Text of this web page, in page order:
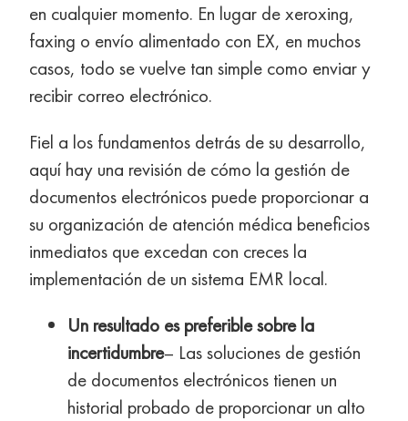
en cualquier momento. En lugar de xeroxing,
faxing o envío alimentado con EX, en muchos
casos, todo se vuelve tan simple como enviar y
recibir correo electrónico.
Fiel a los fundamentos detrás de su desarrollo,
aquí hay una revisión de cómo la gestión de
documentos electrónicos puede proporcionar a
su organización de atención médica beneficios
inmediatos que excedan con creces la
implementación de un sistema EMR local.
Un resultado es preferible sobre la
incertidumbre– Las soluciones de gestión
de documentos electrónicos tienen un
historial probado de proporcionar un alto